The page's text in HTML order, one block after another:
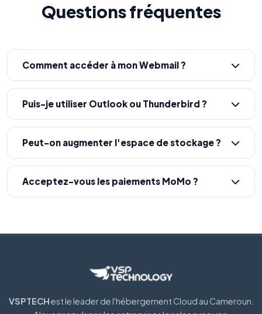
Questions fréquentes
Comment accéder à mon Webmail ?
Puis-je utiliser Outlook ou Thunderbird ?
Peut-on augmenter l'espace de stockage ?
Acceptez-vous les paiements MoMo ?
VSPTECHest le leader de l'hébergement Cloud au Cameroun.